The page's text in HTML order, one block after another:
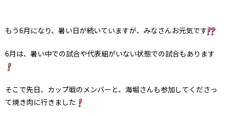
もう6月になり、暑い日が続いていますが、みなさんお元気です
6月は、暑い中での試合や代表組がいない状態での試合もあります
そこで先日、カップ戦のメンバーと、海堀さんも参加してくださっ
て焼き肉に行きました